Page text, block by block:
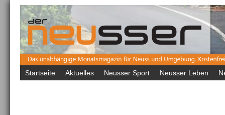
Startseite Aktuelles Neusser Sport Neusser Leben